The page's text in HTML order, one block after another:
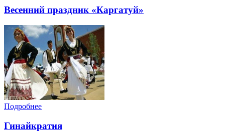
Весенний праздник «Каргатуй»
Подробнее
Гинайкратия